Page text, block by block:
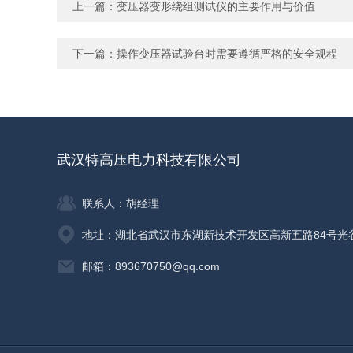
上一篇： 变压器变形绕组测试仪的主要作用与价值
下一篇： 操作变压器试验台时需要遵循严格的安全规程
武汉特高压电力科技有限公司
联系人：胡经理
地址：湖北省武汉市东湖新技术开发区高新五路84号光
邮箱：893670750@qq.com